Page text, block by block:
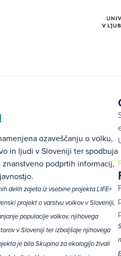
ozaveščanju o volku,
in ljudi v Sloveniji ter spodbuja
podprtih informacij,
delih zajeta iz vsebine projekta LIFE+
projekt o varstvu volkov v Sloveniji,
populacije volkov, njihovega
v Sloveniji ter izboljšaje njihovega
je bila Skupina za ekologijo živali